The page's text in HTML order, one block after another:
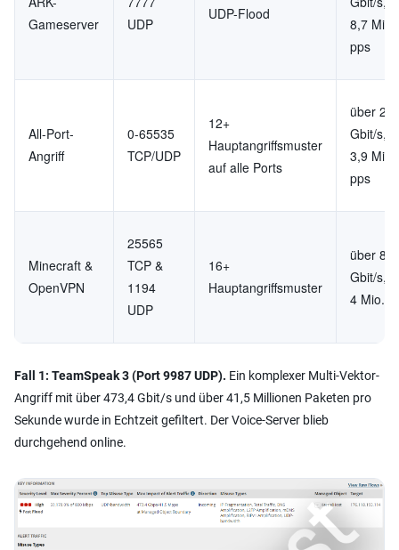
Gameserver
UDP
UDP-Flood
8,7 Mio.
pps
All-Port-
Angriff
0-65535
TCP/UDP
12+
Hauptangriffsmuster
auf alle Ports
über
Gbit/s,
3,9 Mio.
pps
Minecraft &
OpenVPN
25565
TCP &
1194
UDP
16+
Hauptangriffsmuster
über 8,6
Gbit/s,
4 Mio.
Fall 1: TeamSpeak 3 (Port 9987 UDP). Ein komplexer Multi-Vektor-
Angriff mit über 473,4 Gbit/s und über 41,5 Millionen Paketen pro
Sekunde wurde in Echtzeit gefiltert. Der Voice-Server blieb
durchgehend online.